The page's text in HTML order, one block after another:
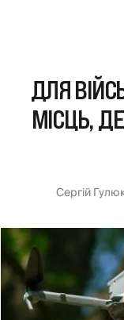
ДЛЯ
МІСЦЬ,
Сергій